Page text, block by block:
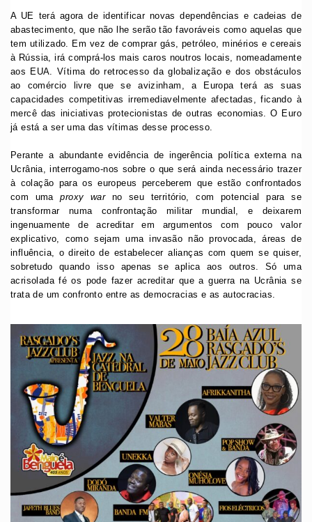
A UE terá agora de identificar novas dependências e cadeias de
abastecimento, que não lhe serão tão favoráveis como aquelas que
tem utilizado. Em vez de comprar gás, petróleo, minérios e cereais
à Rússia, irá comprá-los mais caros noutros locais, nomeadamente
aos EUA. Vítima do retrocesso da globalização e dos obstáculos
ao comércio livre que se avizinham, a Europa terá as suas
capacidades competitivas irremediavelmente afectadas, ficando à
mercê das iniciativas protecionistas de outras economias. O Euro
já está a ser uma das vítimas desse processo.
Perante a abundante evidência de ingerência política externa na
Ucrânia, interrogamo-nos sobre o que será ainda necessário trazer
à colação para os europeus perceberem que estão confrontados
com umaproxy warno seu território, com potencial para se
transformar numa confrontação militar mundial, e deixarem
ingenuamente de acreditar em argumentos com pouco valor
explicativo, como sejam uma invasão não provocada, áreas de
influência, o direito de estabelecer alianças com quem se quiser,
sobretudo quando isso apenas se aplica aos outros. Só uma
acrisolada fé os pode fazer acreditar que a guerra na Ucrânia se
trata de um confronto entre as democracias e as autocracias.